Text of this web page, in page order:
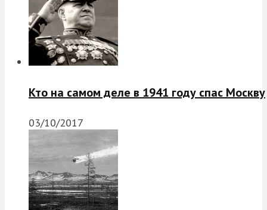
Кто на самом деле в 1941 году спас Москву
03/10/2017